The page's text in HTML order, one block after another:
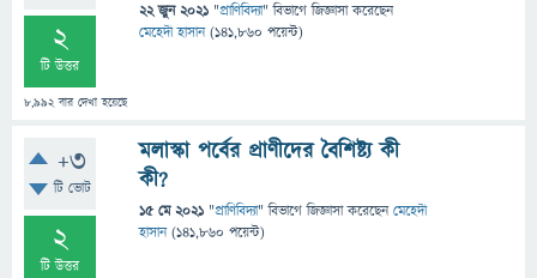
2
টি উত্তর
8,992বার দেখা হয়েছে
22 জুন 2021 "প্রাণিবিদ্যা" বিভাগে জিজ্ঞাসাকরেছেন
মেহেদী হাসান (141,860 পয়েন্ট)
+3
টি ভোট
2
টি উত্তর
মলাস্কা পর্বের প্রাণীদের বৈশিষ্ট্য কী
কী?
15 মে 2021 "প্রাণিবিদ্যা" বিভাগে জিজ্ঞাসাকরেছেনমেহেদী
হাসান (141,860 পয়েন্ট)